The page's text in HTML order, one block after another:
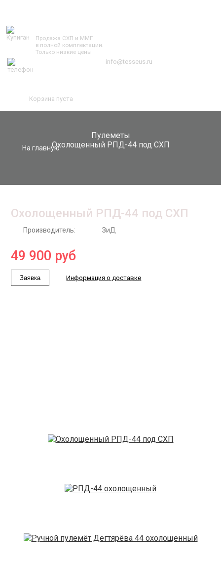
Продажа СХП и ММГ
в полной комплектации.
Только низкие цены
info@tesseus.ru
Корзина пуста
Пулеметы
Охолощенный РПД-44 под СХП
На главную
Охолощенный РПД-44 под СХП
Производитель: ЗиД
49 900 руб
Заявка Информация о доставке